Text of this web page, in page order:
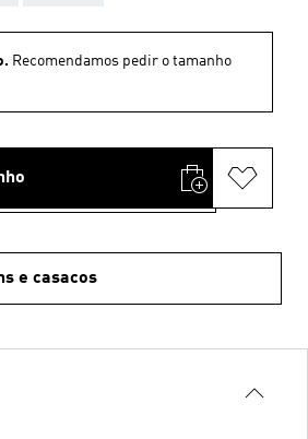
Recomendamos pedir o tamanho
e casacos